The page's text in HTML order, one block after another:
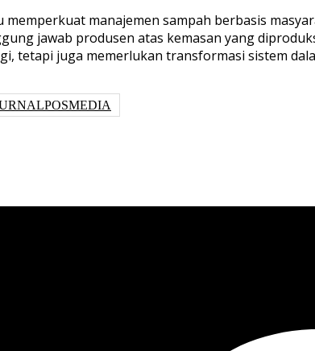
manajemen sampah berbasis
jawab produsen atas kemasan yang
tetapi juga memerlukan transformasi sistem